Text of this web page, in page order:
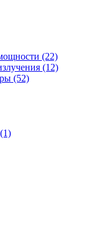
(22)
(12)
(52)
(1)